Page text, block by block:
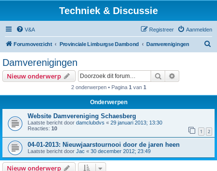
Techniek & Discussie
V&A Aanmelden
Registreer
Forumoverzicht Provinciale Limburgse Dambond Damverenigingen
Damverenigingen
Nieuw onderwerp Zoek
2 onderwerpen • Pagina 1 van 1
Onderwerpen
Website Damvereniging Schaesberg
Laatste bericht door damclubdvs « 29 januari 2013; 13:30
Reacties: 10 1 2
04-01-2013: Nieuwjaarstournooi door de jaren heen
Laatste bericht door Jac « 30 december 2012; 23:49
Nieuw onderwerp